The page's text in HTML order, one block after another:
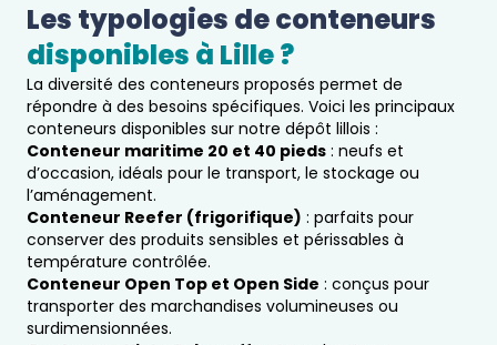
Les typologies de conteneurs
disponibles à Lille ?
La diversité des conteneurs proposés permet de
répondre à des besoins spécifiques. Voici les principaux
conteneurs disponibles sur notre dépôt lillois :
Conteneur maritime 20 et 40 pieds : neufs et
d’occasion, idéals pour le transport, le stockage ou
l’aménagement.
Conteneur Reefer (frigorifique) : parfaits pour
conserver des produits sensibles et périssables à
température contrôlée.
Conteneur Open Top et Open Side : conçus pour
transporter des marchandises volumineuses ou
surdimensionnées.